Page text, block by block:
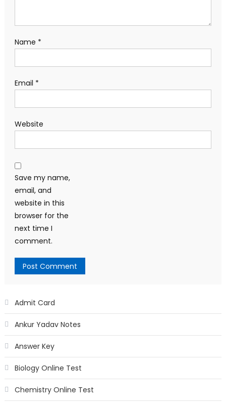
Name *
Email *
Website
Save my name,
email, and
website in this
browser for the
next time I
comment.
Admit Card
Ankur Yadav Notes
Answer Key
Biology Online Test
Chemistry Online Test